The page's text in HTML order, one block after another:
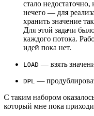
стало
нечего — для
хранить значение
Для этой задачи
каждого потока.
идей пока нет.
LOAD — взять
DPL —
С таким набором
который мне пока